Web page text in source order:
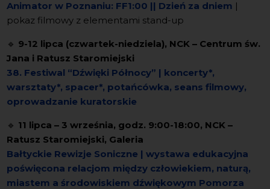
Animator w Poznaniu: FF1:00 || Dzień za dniem |
pokaz filmowy z elementami stand-up
🔹 9-12 lipca (czwartek-niedziela), NCK – Centrum św.
Jana i Ratusz Staromiejski
38. Festiwal “Dźwięki Północy” | koncerty*,
warsztaty*, spacer*, potańcówka, seans filmowy,
oprowadzanie kuratorskie
🔹 11 lipca – 3 września, godz. 9:00-18:00, NCK –
Ratusz Staromiejski, Galeria
Bałtyckie Rewizje Soniczne | wystawa edukacyjna
poświęcona relacjom między człowiekiem, naturą,
miastem a środowiskiem dźwiękowym Pomorza